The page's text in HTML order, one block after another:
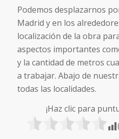
Podemos desplazarnos
Madrid y en los
localización de la obra
aspectos importantes
y la cantidad de metros
a trabajar. Abajo de
todas las localidades.
¡Haz clic para